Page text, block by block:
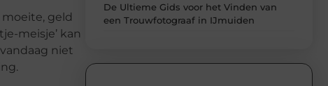
geld
meisje’ kan
niet
De Ultieme Gids voor het Vinden van
een Trouwfotograaf in IJmuiden